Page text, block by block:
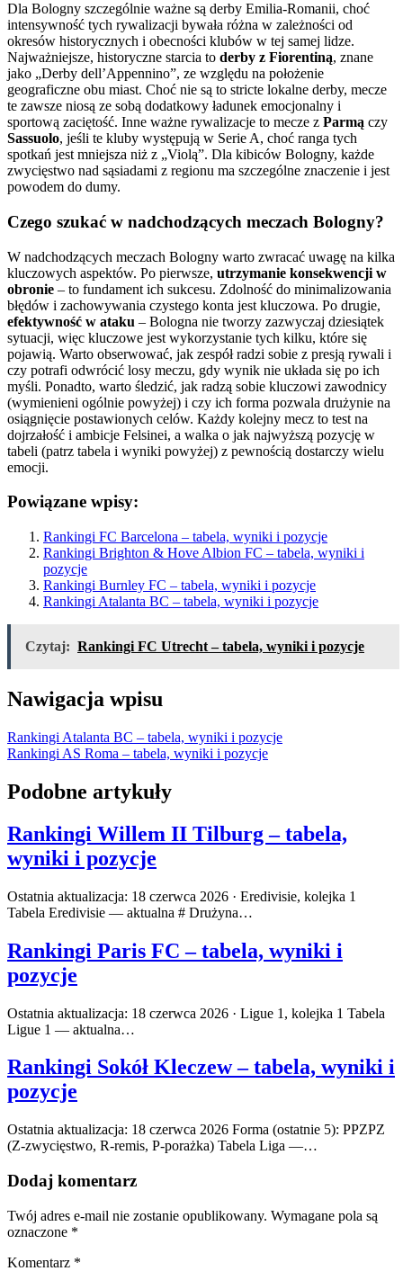
Dla Bologny szczególnie ważne są derby Emilia-Romanii, choć
intensywność tych rywalizacji bywała różna w zależności od
okresów historycznych i obecności klubów w tej samej lidze.
Najważniejsze, historyczne starcia to derby z Fiorentiną, znane
jako „Derby dell’Appennino”, ze względu na położenie
geograficzne obu miast. Choć nie są to stricte lokalne derby, mecze
te zawsze niosą ze sobą dodatkowy ładunek emocjonalny i
sportową zaciętość. Inne ważne rywalizacje to mecze z Parmą czy
Sassuolo, jeśli te kluby występują w Serie A, choć ranga tych
spotkań jest mniejsza niż z „Violą”. Dla kibiców Bologny, każde
zwycięstwo nad sąsiadami z regionu ma szczególne znaczenie i jest
powodem do dumy.
Czego szukać w nadchodzących meczach Bologny?
W nadchodzących meczach Bologny warto zwracać uwagę na kilka
kluczowych aspektów. Po pierwsze, utrzymanie konsekwencji w
obronie – to fundament ich sukcesu. Zdolność do minimalizowania
błędów i zachowywania czystego konta jest kluczowa. Po drugie,
efektywność w ataku – Bologna nie tworzy zazwyczaj dziesiątek
sytuacji, więc kluczowe jest wykorzystanie tych kilku, które się
pojawią. Warto obserwować, jak zespół radzi sobie z presją rywali i
czy potrafi odwrócić losy meczu, gdy wynik nie układa się po ich
myśli. Ponadto, warto śledzić, jak radzą sobie kluczowi zawodnicy
(wymienieni ogólnie powyżej) i czy ich forma pozwala drużynie na
osiągnięcie postawionych celów. Każdy kolejny mecz to test na
dojrzałość i ambicje Felsinei, a walka o jak najwyższą pozycję w
tabeli (patrz tabela i wyniki powyżej) z pewnością dostarczy wielu
emocji.
Powiązane wpisy:
Rankingi FC Barcelona – tabela, wyniki i pozycje
Rankingi Brighton & Hove Albion FC – tabela, wyniki i
pozycje
Rankingi Burnley FC – tabela, wyniki i pozycje
Rankingi Atalanta BC – tabela, wyniki i pozycje
Czytaj: Rankingi FC Utrecht – tabela, wyniki i pozycje
Nawigacja wpisu
Rankingi Atalanta BC – tabela, wyniki i pozycje
Rankingi AS Roma – tabela, wyniki i pozycje
Podobne artykuły
Rankingi Willem II Tilburg – tabela,
wyniki i pozycje
Ostatnia aktualizacja: 18 czerwca 2026 · Eredivisie, kolejka 1
Tabela Eredivisie — aktualna # Drużyna…
Rankingi Paris FC – tabela, wyniki i
pozycje
Ostatnia aktualizacja: 18 czerwca 2026 · Ligue 1, kolejka 1 Tabela
Ligue 1 — aktualna…
Rankingi Sokół Kleczew – tabela, wyniki i
pozycje
Ostatnia aktualizacja: 18 czerwca 2026 Forma (ostatnie 5): PPZPZ
(Z-zwycięstwo, R-remis, P-porażka) Tabela Liga —…
Dodaj komentarz
Twój adres e-mail nie zostanie opublikowany. Wymagane pola są
oznaczone *
Komentarz *